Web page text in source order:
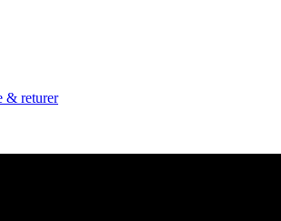
& returer